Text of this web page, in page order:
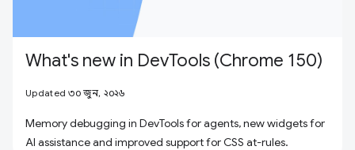
What's new in DevTools (Chrome 150)
Updated ৩০ জুন, ২০২৬
Memory debugging in DevTools for agents, new widgets for
AI assistance and improved support for CSS at-rules.